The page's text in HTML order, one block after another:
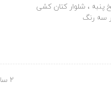
پنبه ، شلوار کتان کشی
سه رنگ
2 سال